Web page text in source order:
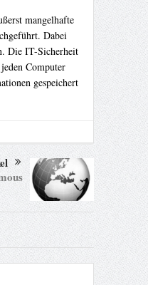
mangelhafte
Dabei
Die IT-Sicherheit
Computer
gespeichert